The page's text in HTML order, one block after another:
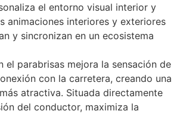
el entorno visual interior y
animaciones interiores y exteriores
y sincronizan en un ecosistema
el parabrisas mejora la sensación de
con la carretera, creando una
atractiva. Situada directamente
del conductor, maximiza la